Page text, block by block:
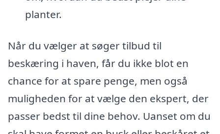
planter.
Når du vælger at søger tilbud til
beskæring i haven, får du ikke blot en
chance for at spare penge, men også
muligheden for at vælge den ekspert, der
passer bedst til dine behov. Uanset om du